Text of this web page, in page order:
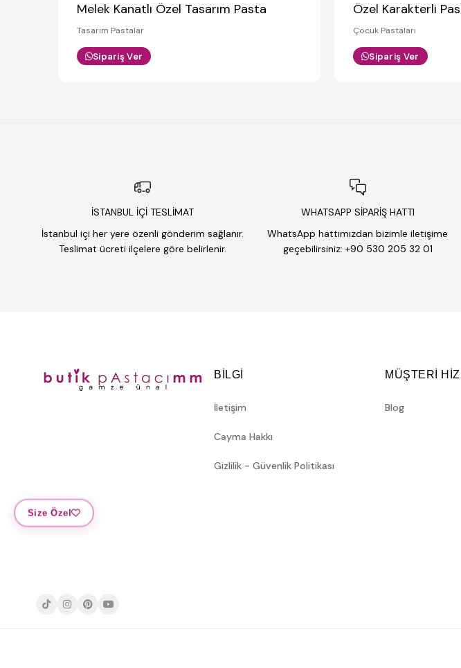
Melek Kanatlı Özel Tasarım Pasta
Tasarım Pastalar
Sipariş Ver
Özel Karakterli
Çocuk Pastaları
Sipariş Ver
İSTANBUL İÇİ TESLİMAT
İstanbul içi her yere özenli gönderim sağlanır.
Teslimat ücreti ilçelere göre belirlenir.
WHATSAPP SİPARİŞ HATTI
WhatsApp hattımızdan bizimle iletişime
geçebilirsiniz: +90 530 205 32 01
BILGI
İletişim
Cayma Hakkı
Gizlilik - Güvenlik Politikası
MÜŞTERİ
Blog
Size Özel